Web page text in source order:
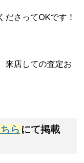
ださってOKです！
来店しての査定お
ら にて掲載